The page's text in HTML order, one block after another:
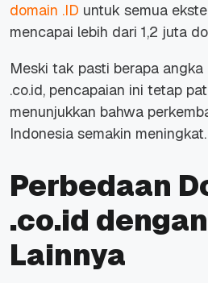
domain .ID untuk semua
mencapai lebih dari 1,2 juta
Meski tak pasti berapa
.co.id, pencapaian ini tetap
menunjukkan bahwa
Indonesia semakin meningkat.
Perbedaan
.co.id
Lainnya